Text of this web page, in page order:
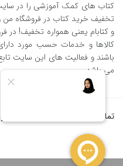
کتاب های کمک آموزشی را در
تخفیف خرید کتاب در فروشگاه
و کتابام یعنی همواره تخفیف! در
کالاها و خدمات حسب مورد
باشند و فعالیت های این سایت
می باشد.
تمام حقوق برای من و کتابام